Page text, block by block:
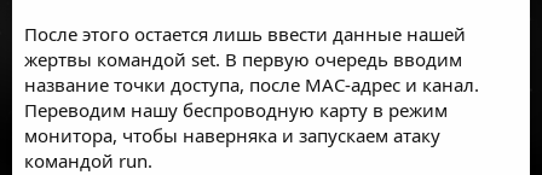
После этого остается лишь ввести данные нашей
жертвы командой set. В первую очередь вводим
название точки доступа, после MAC-адрес и канал.
Переводим нашу беспроводную карту в режим
монитора, чтобы наверняка и запускаем атаку
командой run.